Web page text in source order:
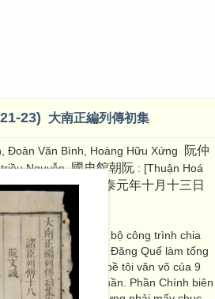
23) 大南正編列傳初集
Đoàn Văn Bình, Hoàng Hữu Xứng
阮仲
Nguyễn國史館朝阮 : [Thuận Hoá
nhật đề [1889]
成泰元年十月十三日
soạn. Kết cấu toàn bộ công trình chia
Tuy Thịnh Trương Đăng Quế làm tổng
Công chúa và các bề tôi văn võ của 9
Nguyễn Phúc Thuần. Phần Chính biên